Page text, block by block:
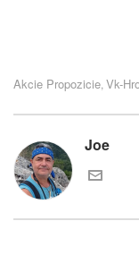
Akcie Propozicie Vk-
Joe